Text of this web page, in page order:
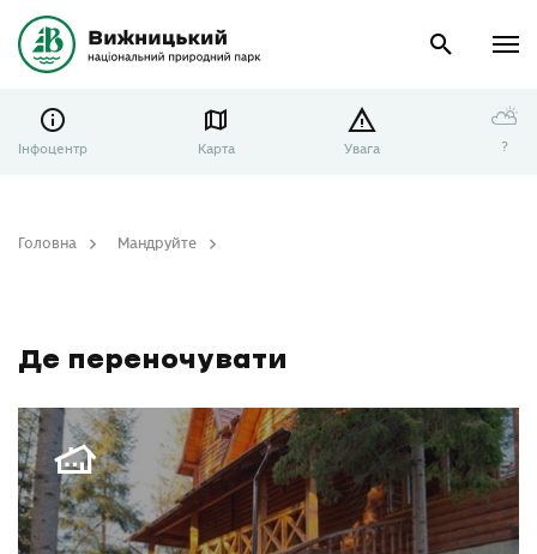
Інфоцентр Карта Увага
⛅
?
Головна Мандруйте
Де переночувати